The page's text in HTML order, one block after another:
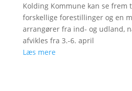
Kolding Kommune kan se frem
forskellige forestillinger og en
arrangører fra ind- og udland,
afvikles fra 3.-6. april
Læs mere